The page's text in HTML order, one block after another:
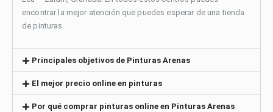
encontrar la mejor atención que puedes esperar de una tienda
de pinturas.
Principales objetivos de Pinturas Arenas
El mejor precio online en pinturas
Por qué comprar pinturas online en Pinturas Arenas